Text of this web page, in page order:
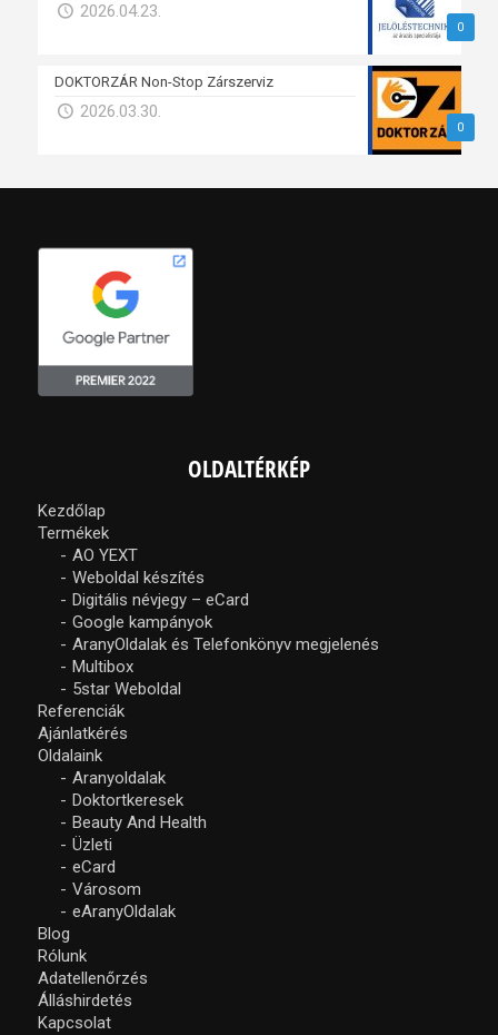
0
2026.04.23.
0
DOKTORZÁR Non-Stop Zárszerviz
2026.03.30.
OLDALTÉRKÉP
Kezdőlap
Termékek
AO YEXT
Weboldal készítés
Digitális névjegy – eCard
Google kampányok
AranyOldalak és Telefonkönyv megjelenés
Multibox
5star Weboldal
Referenciák
Ajánlatkérés
Oldalaink
Aranyoldalak
Doktortkeresek
Beauty And Health
Üzleti
eCard
Városom
eAranyOldalak
Blog
Rólunk
Adatellenőrzés
Álláshirdetés
Kapcsolat